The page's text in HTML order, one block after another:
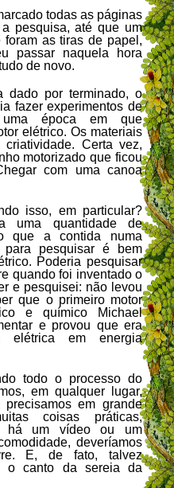
todas as páginas
pesquisa, até que um
as tiras de papel,
passar naquela hora
de novo.
dado por terminado, o
fazer experimentos de
uma época em que
elétrico. Os materiais
Certa vez,
motorizado que ficou
com uma canoa
isso, em particular?
uma quantidade de
que a contida numa
pesquisar é bem
Poderia pesquisar
quando foi inventado o
e pesquisei: não levou
que o primeiro motor
e químico Michael
e provou que era
elétrica em energia
todo o processo do
em qualquer lugar,
em grande
coisas práticas,
há um vídeo ou um
deveríamos
E, de fato, talvez
o canto da sereia da